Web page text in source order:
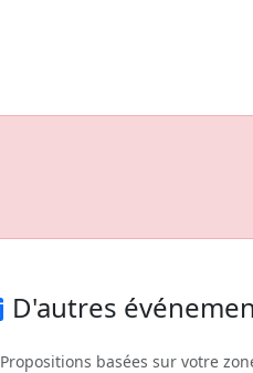
D'autres
Propositions basées sur votre